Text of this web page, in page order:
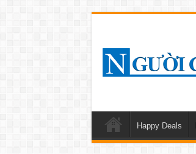
Happy Deals